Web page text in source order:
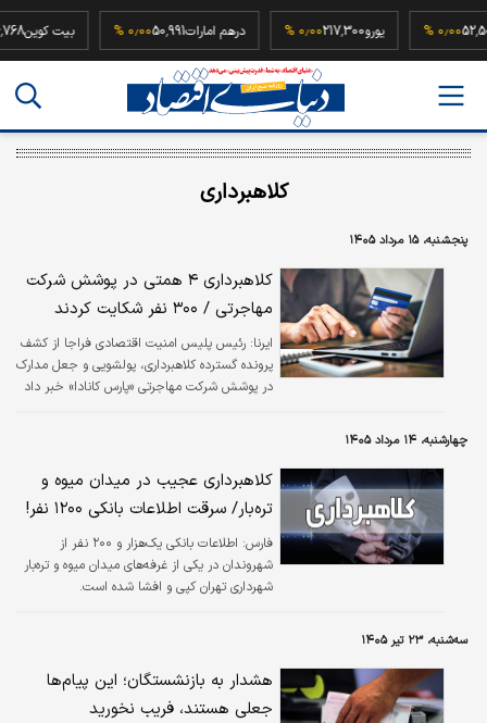
52,500,000 یورو217,300 درهم امارات50,991 بیت
کلاهبرداری
پنجشنبه، ۱۵ مرداد ۱۴۰۵
کلاهبرداری ۴ همتی در پوشش شرکت
مهاجرتی / ۳۰۰ نفر شکایت کردند
ایرنا: رئیس پلیس امنیت اقتصادی فراجا از کشف
پرونده گسترده کلاهبرداری، پولشویی و جعل مدارک
در پوشش شرکت مهاجرتی «پارس کانادا» خبر داد
چهارشنبه، ۱۴ مرداد ۱۴۰۵
کلاهبرداری عجیب در میدان میوه و
تره‌بار/ سرقت اطلاعات بانکی ۱۲۰۰ نفر!
فارس:
اطلاعات بانکی یک‌هزار و ۲۰۰ نفر از
شهروندان در یکی از غرفه‌های میدان میوه و تره‌بار
شهرداری تهران کپی و افشا شده است.
سه‌شنبه، ۲۳ تیر ۱۴۰۵
هشدار به بازنشستگان؛ این پیام‌ها
جعلی هستند، فریب نخورید